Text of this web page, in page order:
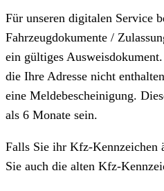
Für unseren digitalen Service
Fahrzeugdokumente /
ein gültiges
die Ihre Adresse nicht
eine Meldebescheinigung.
als 6 Monate sein.
Falls Sie ihr Kfz-Kennzeichen
Sie auch die alten Kfz-